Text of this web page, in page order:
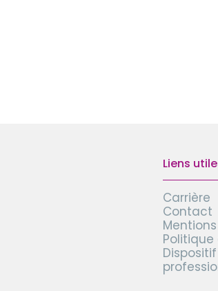
Liens
Carrière
Contact